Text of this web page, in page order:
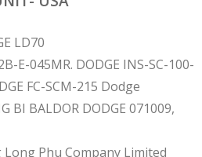
LD70
E-045MR. DODGE INS-SC-100-
FC-SCM-215 Dodge
BI BALDOR DODGE 071009,
Long Phu Company Limited